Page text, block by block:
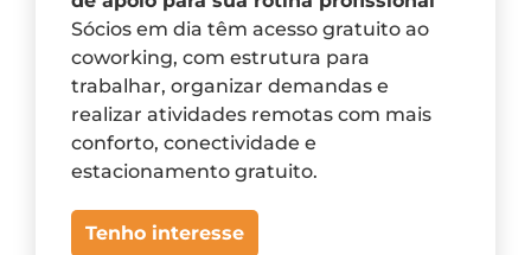
Sócios em dia têm acesso gratuito ao
coworking, com estrutura para
trabalhar, organizar demandas e
realizar atividades remotas com mais
conforto, conectividade e
estacionamento gratuito.
Tenho interesse